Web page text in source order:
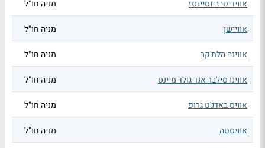
אווידיטי ביוסיינסז מניה חו"ל
אוויישן מניה חו"ל
אווינה הלת'קר מניה חו"ל
אווינו סילבר אנד גולד מיינס מניה חו"ל
אוויס באדג'ט גרופ מניה חו"ל
אוויסטה מניה חו"ל